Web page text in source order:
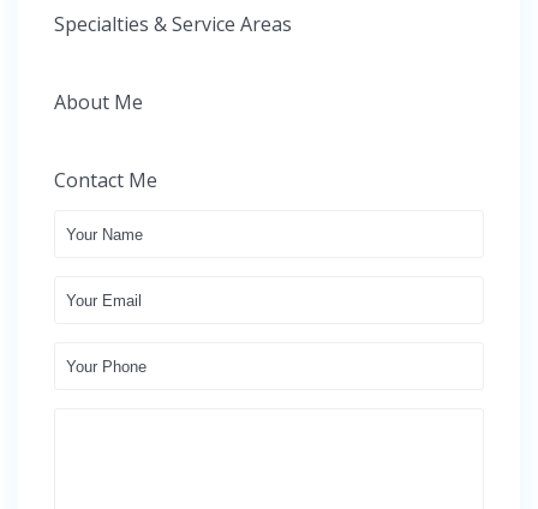
Specialties & Service Areas
About Me
Contact Me